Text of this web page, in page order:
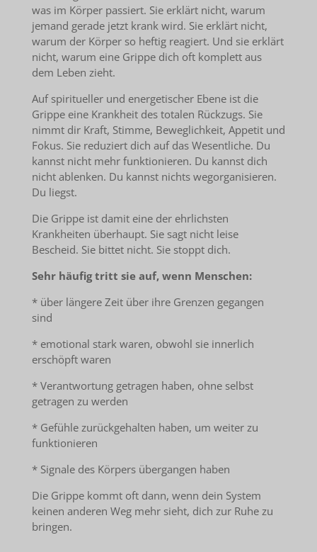
was im Körper passiert. Sie erklärt nicht, warum
jemand gerade jetzt krank wird. Sie erklärt nicht,
warum der Körper so heftig reagiert. Und sie erklärt
nicht, warum eine Grippe dich oft komplett aus
dem Leben zieht.
Auf spiritueller und energetischer Ebene ist die
Grippe eine Krankheit des totalen Rückzugs. Sie
nimmt dir Kraft, Stimme, Beweglichkeit, Appetit und
Fokus. Sie reduziert dich auf das Wesentliche. Du
kannst nicht mehr funktionieren. Du kannst dich
nicht ablenken. Du kannst nichts wegorganisieren.
Du liegst.
Die Grippe ist damit eine der ehrlichsten
Krankheiten überhaupt. Sie sagt nicht leise
Bescheid. Sie bittet nicht. Sie stoppt dich.
Sehr häufig tritt sie auf, wenn Menschen:
* über längere Zeit über ihre Grenzen gegangen
sind
* emotional stark waren, obwohl sie innerlich
erschöpft waren
* Verantwortung getragen haben, ohne selbst
getragen zu werden
* Gefühle zurückgehalten haben, um weiter zu
funktionieren
* Signale des Körpers übergangen haben
Die Grippe kommt oft dann, wenn dein System
keinen anderen Weg mehr sieht, dich zur Ruhe zu
bringen.